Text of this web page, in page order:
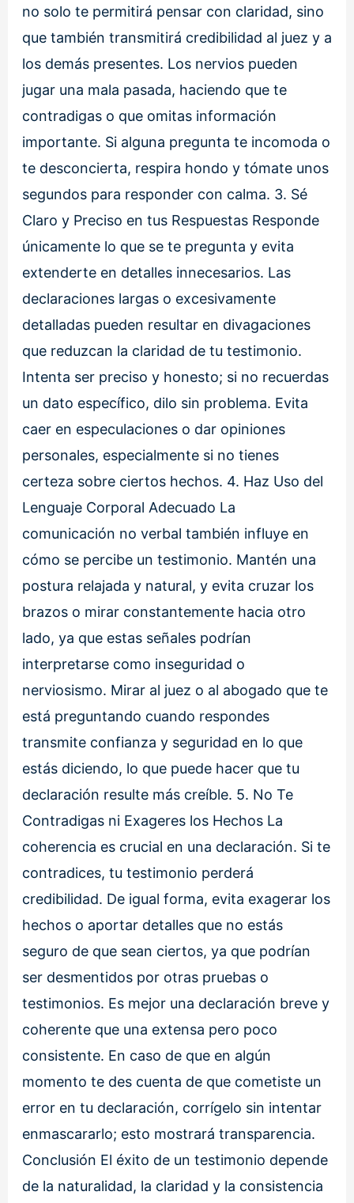
no solo te permitirá pensar con claridad, sino
que también transmitirá credibilidad al juez y a
los demás presentes. Los nervios pueden
jugar una mala pasada, haciendo que te
contradigas o que omitas información
importante. Si alguna pregunta te incomoda o
te desconcierta, respira hondo y tómate unos
segundos para responder con calma. 3. Sé
Claro y Preciso en tus Respuestas Responde
únicamente lo que se te pregunta y evita
extenderte en detalles innecesarios. Las
declaraciones largas o excesivamente
detalladas pueden resultar en divagaciones
que reduzcan la claridad de tu testimonio.
Intenta ser preciso y honesto; si no recuerdas
un dato específico, dilo sin problema. Evita
caer en especulaciones o dar opiniones
personales, especialmente si no tienes
certeza sobre ciertos hechos. 4. Haz Uso del
Lenguaje Corporal Adecuado La
comunicación no verbal también influye en
cómo se percibe un testimonio. Mantén una
postura relajada y natural, y evita cruzar los
brazos o mirar constantemente hacia otro
lado, ya que estas señales podrían
interpretarse como inseguridad o
nerviosismo. Mirar al juez o al abogado que te
está preguntando cuando respondes
transmite confianza y seguridad en lo que
estás diciendo, lo que puede hacer que tu
declaración resulte más creíble. 5. No Te
Contradigas ni Exageres los Hechos La
coherencia es crucial en una declaración. Si te
contradices, tu testimonio perderá
credibilidad. De igual forma, evita exagerar los
hechos o aportar detalles que no estás
seguro de que sean ciertos, ya que podrían
ser desmentidos por otras pruebas o
testimonios. Es mejor una declaración breve y
coherente que una extensa pero poco
consistente. En caso de que en algún
momento te des cuenta de que cometiste un
error en tu declaración, corrígelo sin intentar
enmascararlo; esto mostrará transparencia.
Conclusión El éxito de un testimonio depende
de la naturalidad, la claridad y la consistencia